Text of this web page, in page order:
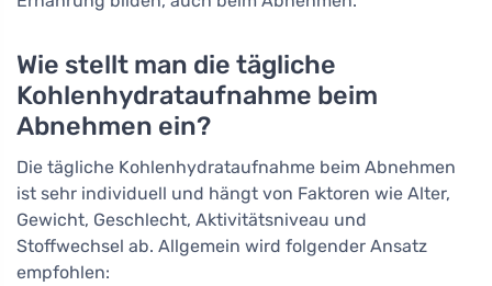
Wie stellt man die tägliche
Kohlenhydrataufnahme beim
Abnehmen ein?
Die tägliche Kohlenhydrataufnahme beim Abnehmen
ist sehr individuell und hängt von Faktoren wie Alter,
Gewicht, Geschlecht, Aktivitätsniveau und
Stoffwechsel ab. Allgemein wird folgender Ansatz
empfohlen: